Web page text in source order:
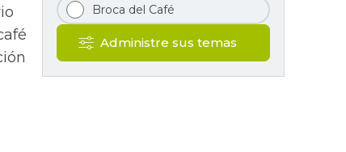
Broca del Café
Administre sus temas